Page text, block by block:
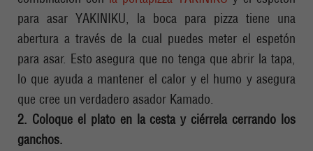
para asar YAKINIKU, la boca para pizza tiene una
abertura a través de la cual puedes meter el espetón
para asar. Esto asegura que no tenga que abrir la tapa,
lo que ayuda a mantener el calor y el humo y asegura
que cree un verdadero asador Kamado.
2. Coloque el plato en la cesta y ciérrela cerrando los
ganchos.